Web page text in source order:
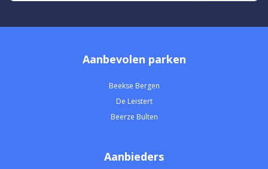
Aanbevolen parken
Beekse Bergen
De Leistert
Beerze Bulten
Aanbieders